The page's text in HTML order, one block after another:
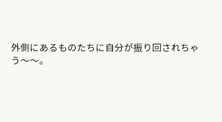
外側にあるものたちに自分が振り回されちゃ
う〜〜。